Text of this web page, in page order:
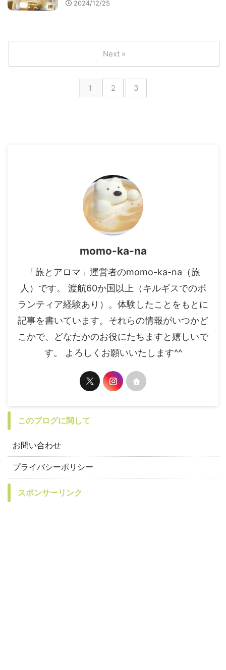
2024/12/25
1 2 3
Next »
momo-ka-na
「旅とアロマ」運営者のmomo-ka-na（旅
人）です。 渡航60か国以上（キルギスでのボ
ランティア経験あり）。体験したことをもとに
記事を書いています。それらの情報がいつかど
こかで、どなたかのお役にたちますと嬉しいで
す。 よろしくお願いいたします^^
このブログに関して
お問い合わせ
プライバシーポリシー
スポンサーリンク